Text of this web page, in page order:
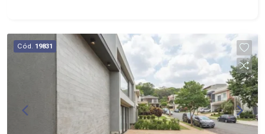
Cód. 19831